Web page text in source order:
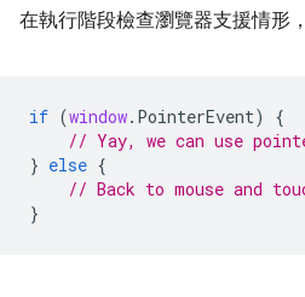
在執行階段檢查瀏覽器支援情形
if (window. PointerEvent)
{
// Yay, we can use
} else {
// Back to mouse and
}